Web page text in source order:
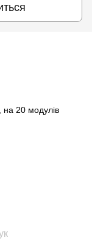
на 20 модулів